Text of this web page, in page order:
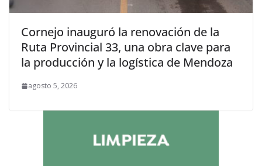
Cornejo inauguró la renovación de la
Ruta Provincial 33, una obra clave para
la producción y la logística de Mendoza
agosto 5, 2026